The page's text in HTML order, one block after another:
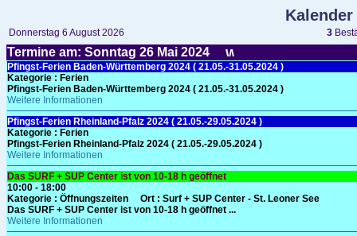
Donnerstag 6 August 2026 3
Termine am: Sonntag 26 Mai 2024
Pfingst-Ferien Baden-Württemberg 2024 ( 21.05.-31.05.2024 )
Kategorie : Ferien
Pfingst-Ferien Baden-Württemberg 2024 ( 21.05.-31.05.2024 )
Weitere Informationen
Pfingst-Ferien Rheinland-Pfalz 2024 ( 21.05.-29.05.2024 )
Kategorie : Ferien
Pfingst-Ferien Rheinland-Pfalz 2024 ( 21.05.-29.05.2024 )
Weitere Informationen
Das SURF + SUP Center ist von 10-18 h geöffnet
10:00 - 18:00
Kategorie : Öffnungszeiten Ort : Surf + SUP Center - St. Leoner See
Das SURF + SUP Center ist von 10-18 h geöffnet ...
Weitere Informationen